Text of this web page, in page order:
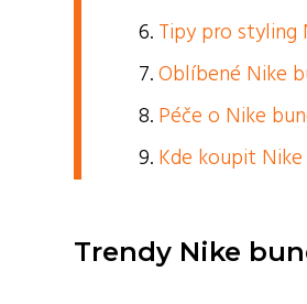
Tipy pro styling
Oblíbené Nike
Péče o Nike
Kde koupit
Trendy Nike